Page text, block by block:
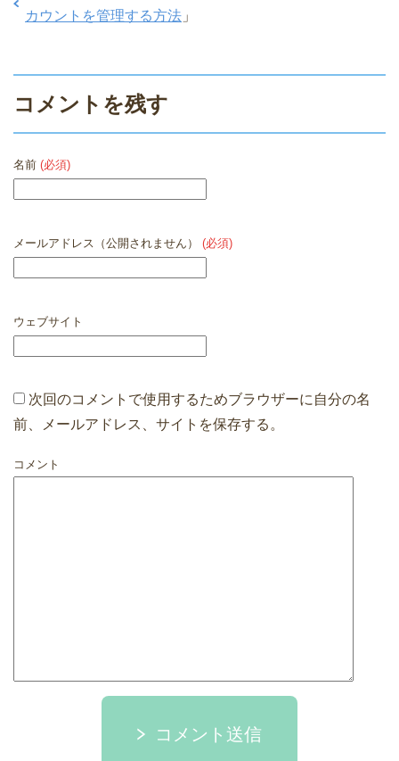
カウントを管理する方法 」
コメントを残す
名前 (必須)
メールアドレス（公開されません） (必須)
ウェブサイト
次回のコメントで使用するためブラウザーに自分の名
前、メールアドレス、サイトを保存する。
コメント
コメント送信